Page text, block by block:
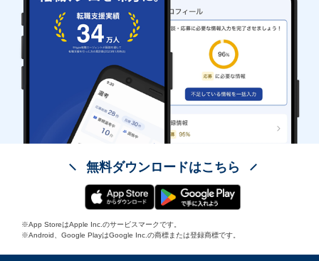
無料ダウンロードはこちら
※App StoreはApple Inc.のサービスマークです。
※Android、Google PlayはGoogle Inc.の商標または登録商標です。